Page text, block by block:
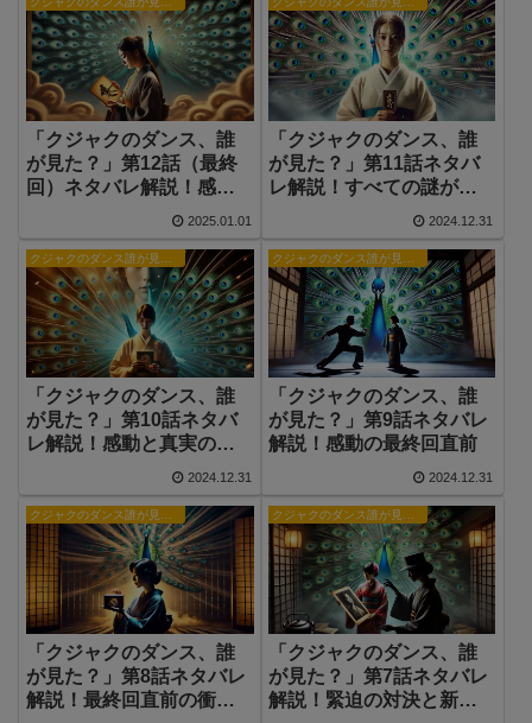
「クジャクのダンス、誰
が見た？」第12話（最終
回）ネタバレ解説！感動
と希望のラストシーン
2025.01.01
「クジャクのダンス、誰
が見た？」第11話ネタバ
レ解説！すべての謎が明
かされる感動の結末
2024.12.31
「クジャクのダンス、誰
が見た？」第10話ネタバ
レ解説！感動と真実の展
2024.12.31
「クジャクのダンス、誰
が見た？」第9話ネタバレ
解説！感動の最終回直前
2024.12.31
「クジャクのダンス、誰
が見た？」第8話ネタバレ
解説！最終回直前の衝撃
「クジャクのダンス、誰
が見た？」第7話ネタバレ
解説！緊迫の対決と新た